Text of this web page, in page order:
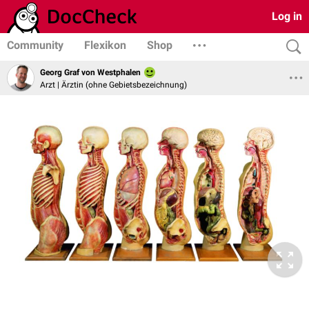
Log in
Community Flexikon Shop
Georg Graf von Westphalen
Arzt | Ärztin (ohne Gebietsbezeichnung)